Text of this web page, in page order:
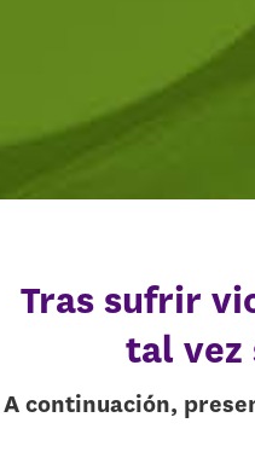
Tras sufrir
tal vez
A continuación,